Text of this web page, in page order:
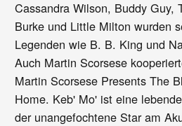
Cassandra Wilson, Buddy Guy,
Burke und Little Milton wurden
Legenden wie B. B. King und
Auch Martin Scorsese
Martin Scorsese Presents The
Home. Keb' Mo' ist eine
der unangefochtene Star am